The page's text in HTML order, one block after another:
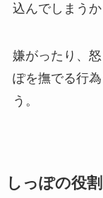
込んでしまうか
嫌がったり、
ぽを撫でる行
う。
しっぽの役割